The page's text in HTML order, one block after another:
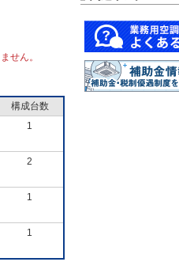
せん。
構成台数
1
2
1
1